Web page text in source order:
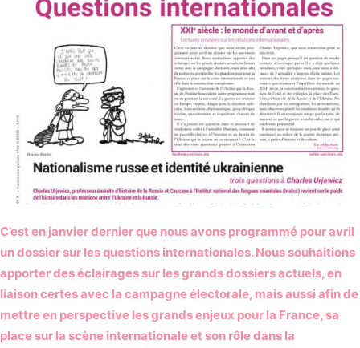
C’est en janvier dernier que nous avons programmé pour avril
un dossier sur les questions internationales. Nous souhaitions
apporter des éclairages sur les grands dossiers actuels, en
liaison certes avec la campagne électorale, mais aussi afin de
mettre en perspective les grands enjeux pour la France, sa
place sur la scène internationale et son rôle dans la